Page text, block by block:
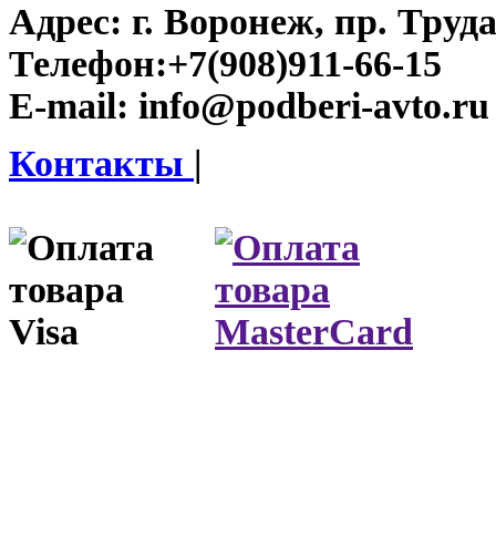
Адрес: г. Воронеж, пр.
Телефон:+7(908)911-66-15
E-mail: info@podberi-avto.ru
Контакты |